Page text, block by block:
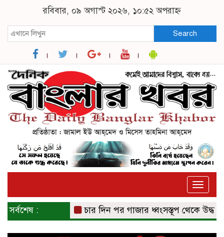
রবিবার, ০৯ অগাস্ট ২০২৬, ১০:৫২ অপরাহ্ন
Search
Toggle
সর্বশেষ : চার দিন পর গাজার ধ্বংসস্তূপ থেকে উদ্ধার ১৯